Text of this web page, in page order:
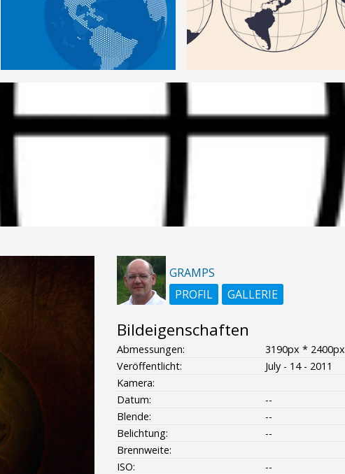
GRAMPS
PROFIL
GALLERIE
Bildeigenschaften
Abmessungen:
3190px * 2400px
Veröffentlicht:
July - 14 - 2011
Kamera:
Datum:
--
Blende:
--
Belichtung:
--
Brennweite:
ISO:
--